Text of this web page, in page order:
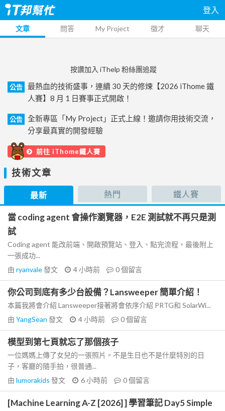
登入
文章 問答 My Project 徵才 聊天
按讚加入 iThelp 粉絲團追蹤
公告
最熱血的技術盛事，連續 30 天的修煉【2026 iThome 鐵
人賽】8 月 1 日賽事正式開啟！
公告
全新專區「My Project」正式上線！邀請你用技術交流，
分享最真實的開發經驗
前往 iThome鐵人賽
技術文章
最新 熱門 鐵人賽
當 coding agent 會操作瀏覽器，E2E 測試就不再只是測
試
Coding agent 能改前端、開啟預覽站、登入、點完流程，最後附上
一張成功...
由 ryanvale發文 4 小時前 0個留言
你公司到底有多少台設備？Lansweeper 簡單介紹！
本篇我將會介紹 Lansweeper接著將會依序介紹 PRTG和 SolarWi...
由 YangSean 發文 4 小時前 0個留言
模型到第七頁就忘了那個孩子
一位媽媽上傳了女兒的一張照片。不是生日也不是什麼特別的日
子，客廳的隨手拍，很普通...
由 lumorakids 發文 6 小時前 0個留言
[Machine Learning A-Z [2026] ] 學習筆記 Day5 Simple